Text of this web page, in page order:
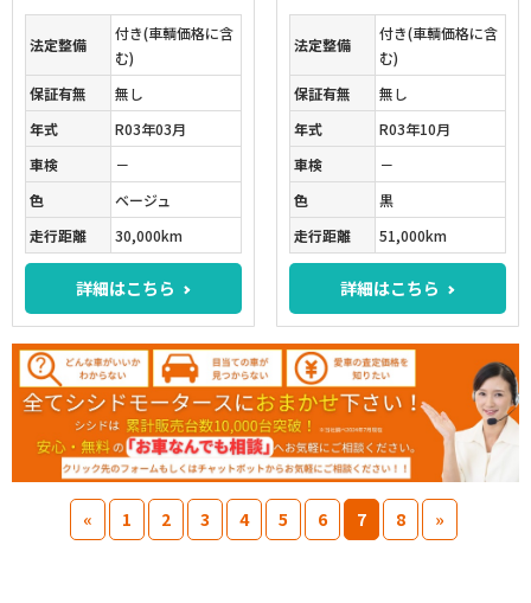
法定整備
付き(車輌価格に含
む)
保証有無
無し
年式
R03年03月
車検
－
色
ベージュ
走行距離
30,000km
詳細はこちら
法定整備
付き(車輌価格に含
む)
保証有無
無し
年式
R03年10月
車検
－
色
黒
走行距離
51,000km
詳細はこちら
« 1 2 3 4 5 6 7 8 »